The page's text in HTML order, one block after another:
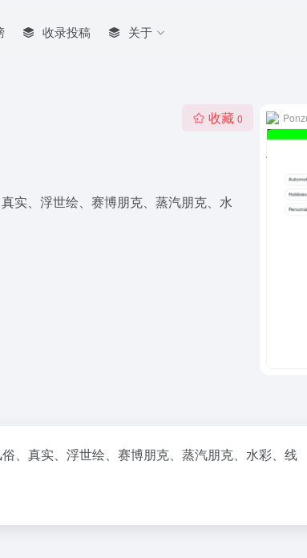
收录投稿 关于
收藏 0
实、浮世绘、赛博朋克、蒸汽朋克、水
、真实、浮世绘、赛博朋克、蒸汽朋克、水彩、线